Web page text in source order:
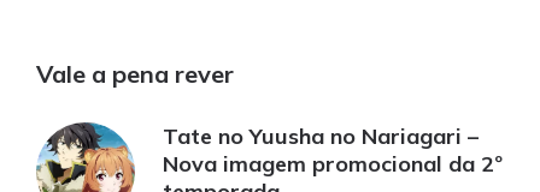
Vale a pena rever
Tate no Yuusha no Nariagari –
Nova imagem promocional da 2º